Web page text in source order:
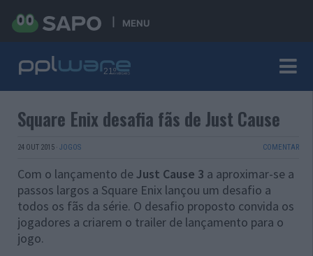
MENU
Square Enix desafia fãs de Just Cause
24 OUT 2015 · JOGOS COMENTAR
Com o lançamento deJust Cause 3 a aproximar-se a
passos largos a Square Enix lançou um desafio a
todos os fãs da série. O desafio proposto convida os
jogadores a criarem o trailer de lançamento para o
jogo.